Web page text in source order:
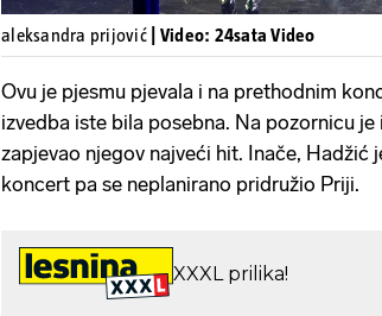
aleksandra prijović | Video: 24sata Video
Ovu je pjesmu pjevala i na prethodnim
izvedba iste bila posebna. Na pozornicu je
zapjevao njegov najveći hit. Inače, Hadžić
koncert pa se neplanirano pridružio Priji.